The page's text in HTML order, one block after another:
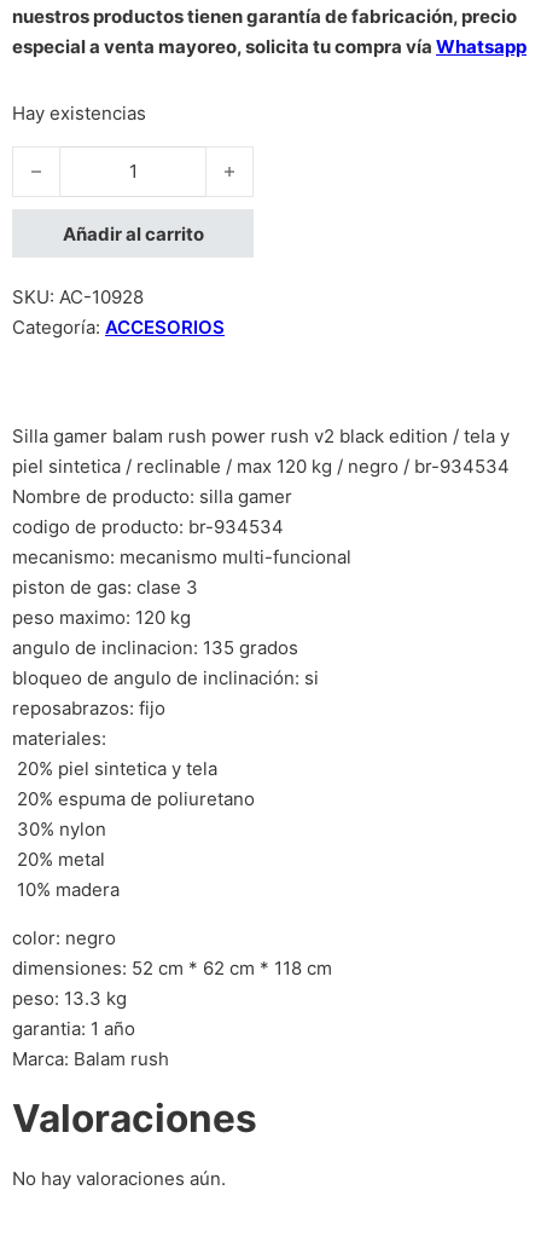
nuestros productos tienen garantía de fabricación, precio
especial a venta mayoreo, solicita tu compra vía Whatsapp
Hay existencias
SILLA GAMER BALAM RUSH POWER RUSH V2 BLACK
Añadir al carrito
SKU: AC-10928
Categoría: ACCESORIOS
Silla gamer balam rush power rush v2 black edition / tela y
piel sintetica / reclinable / max 120 kg / negro / br-934534
Nombre de producto: silla gamer
codigo de producto: br-934534
mecanismo: mecanismo multi-funcional
piston de gas: clase 3
peso maximo: 120 kg
angulo de inclinacion: 135 grados
bloqueo de angulo de inclinación: si
reposabrazos: fijo
materiales:
 20% piel sintetica y tela
 20% espuma de poliuretano
 30% nylon
 20% metal
 10% madera
color: negro
dimensiones: 52 cm * 62 cm * 118 cm
peso: 13.3 kg
garantia: 1 año
Marca: Balam rush
Valoraciones
No hay valoraciones aún.